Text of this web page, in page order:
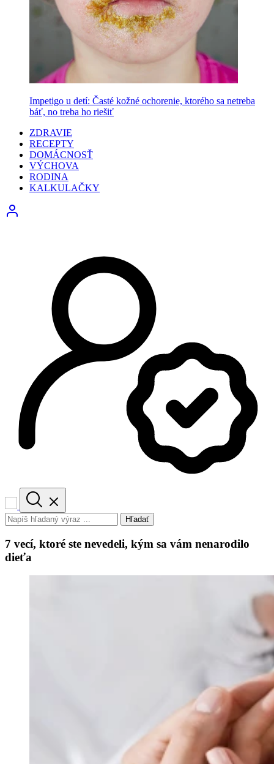
Impetigo u detí: Časté kožné ochorenie, ktorého sa netreba
báť, no treba ho riešiť
ZDRAVIE
RECEPTY
DOMÁCNOSŤ
VÝCHOVA
RODINA
KALKULAČKY
Hľadať
7 vecí, ktoré ste nevedeli, kým sa vám nenarodilo
dieťa